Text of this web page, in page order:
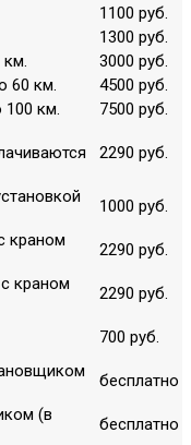
1100 руб.
1300 руб.
3000 руб.
60 км.
4500 руб.
км.
7500 руб.
2290 руб.
1000 руб.
краном
2290 руб.
краном
2290 руб.
700 руб.
бесплатно
(в
бесплатно